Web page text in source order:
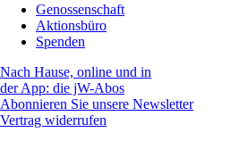
Genossenschaft
Aktionsbüro
Spenden
Nach Hause, online und in
der App: die jW-Abos
Abonnieren Sie unsere Newsletter
Vertrag widerrufen